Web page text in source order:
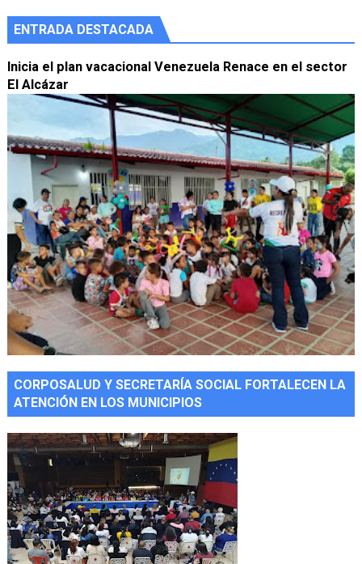
ENTRADA DESTACADA
Inicia el plan vacacional Venezuela Renace en el sector
El Alcázar
CORPOSALUD Y SECRETARÍA SOCIAL FORTALECEN LA
ATENCIÓN EN LOS MUNICIPIOS